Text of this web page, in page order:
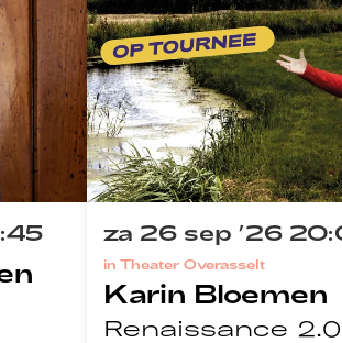
Karin Bloemen
Renaissance 2.0
in Theater Overasselt
za 26 sep ’26